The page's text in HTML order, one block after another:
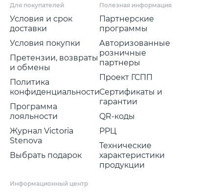
Для покупателей
Условия и срок
доставки
Условия покупки
Претензии, возвраты
и обмены
Политика
конфиденциальности
Программа
лояльности
Журнал Victoria
Stenova
Выбрать подарок
Полезная информация
Партнерские
программы
Авторизованные
розничные
партнеры
Проект ГСПП
Сертификаты и
гарантии
QR-коды
РРЦ
Технические
характеристики
продукции
Информационный центр